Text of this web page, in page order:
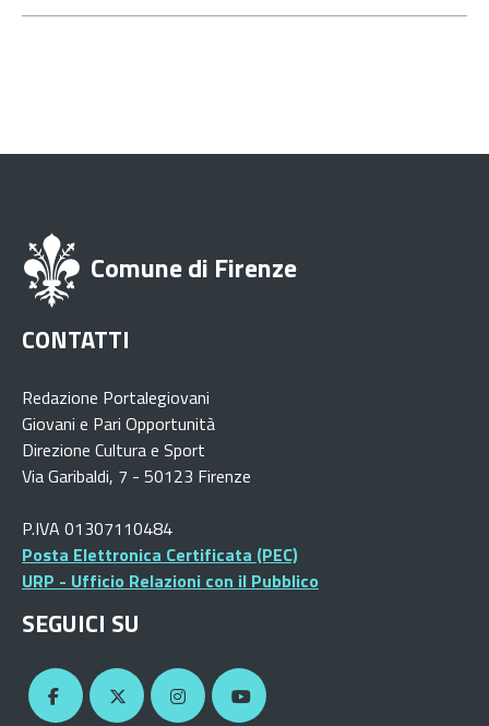
Comune di Firenze
CONTATTI
Redazione Portalegiovani
Giovani e Pari Opportunità
Direzione Cultura e Sport
Via Garibaldi, 7 - 50123 Firenze
P.IVA 01307110484
Posta Elettronica Certificata (PEC)
URP - Ufficio Relazioni con il Pubblico
SEGUICI SU